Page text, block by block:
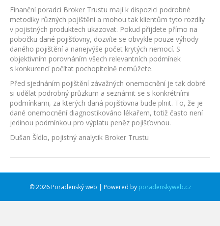
Finanční poradci Broker Trustu mají k dispozici podrobné
metodiky různých pojištění a mohou tak klientům tyto rozdíly
v pojistných produktech ukazovat. Pokud přijdete přímo na
pobočku dané pojišťovny, dozvíte se obvykle pouze výhody
daného pojištění a nanejvýše počet krytých nemocí. S
objektivním porovnáním všech relevantních podmínek
s konkurencí počítat pochopitelně nemůžete.
Před sjednáním pojištění závažných onemocnění je tak dobré
si udělat podrobný průzkum a seznámit se s konkrétními
podmínkami, za kterých daná pojišťovna bude plnit. To, že je
dané onemocnění diagnostikováno lékařem, totiž často není
jedinou podmínkou pro výplatu peněz pojišťovnou.
Dušan Šídlo, pojistný analytik Broker Trustu
© 2026 Poradenský web | Powered by poradenskyweb.cz